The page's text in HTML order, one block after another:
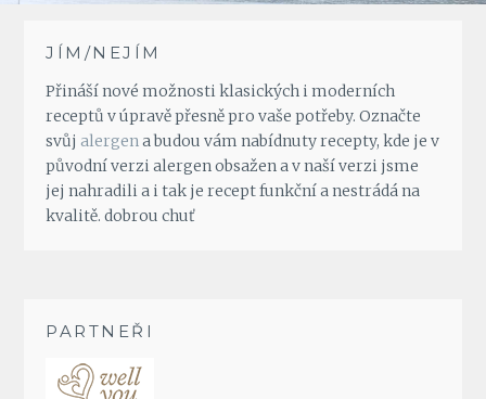
JÍM/NEJÍM
Přináší nové možnosti klasických i moderních
receptů v úpravě přesně pro vaše potřeby. Označte
svůj alergena budou vám nabídnuty recepty, kde je v
původní verzi alergen obsažen a v naší verzi jsme
jej nahradili a i tak je recept funkční a nestrádá na
kvalitě. dobrou chuť
PARTNEŘI